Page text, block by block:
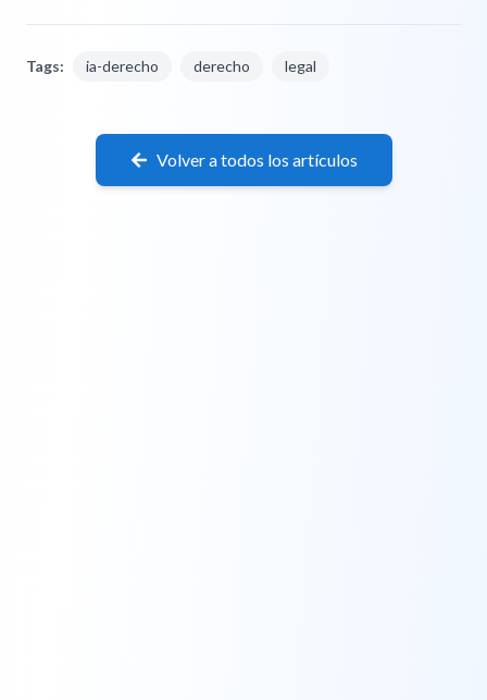
Tags: ia-derecho derecho legal
Volver a todos los artículos